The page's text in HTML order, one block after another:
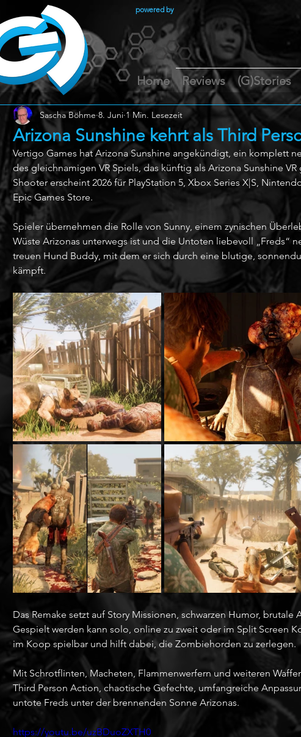
powered by
Home Reviews (G)Stories
Arizona Sunshine kehrt als Third
Sascha Böhme 8. Juni 1 Min. Lesezeit
Vertigo Games hat Arizona Sunshine angekündigt, ein komplett
des gleichnamigen VR Spiels, das künftig als Arizona Sunshine
Shooter erscheint 2026 für PlayStation 5, Xbox Series X|S,
Epic Games Store.
Spieler übernehmen die Rolle von Sunny, einem zynischen
Wüste Arizonas unterwegs ist und die Untoten liebevoll „Freds“
treuen Hund Buddy, mit dem er sich durch eine blutige,
kämpft.
Das Remake setzt auf Story Missionen, schwarzen Humor,
Gespielt werden kann solo, online zu zweit oder im Split Screen
im Koop spielbar und hilft dabei, die Zombiehorden zu zerlegen.
Mit Schrotflinten, Macheten, Flammenwerfern und weiteren
Third Person Action, chaotische Gefechte, umfangreiche
untote Freds unter der brennenden Sonne Arizonas.
https://youtu.be/uzBDuoZXTH0